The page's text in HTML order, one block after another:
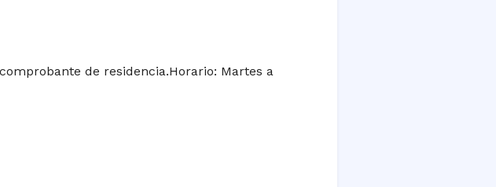
de residencia.Horario: Martes a